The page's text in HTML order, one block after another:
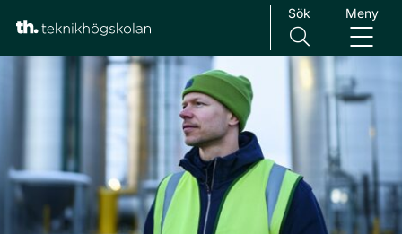
Main Navigation
Sök Meny